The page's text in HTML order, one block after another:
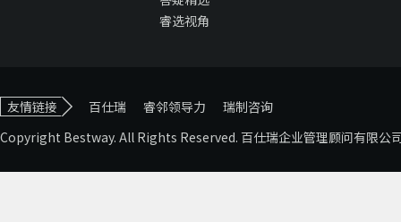
睿选视角
友情链接 百仕瑞 睿邻领导力
瑞制咨询
Copyright Bestway. All Rights Reserved. 百仕瑞企业管理顾问有限公